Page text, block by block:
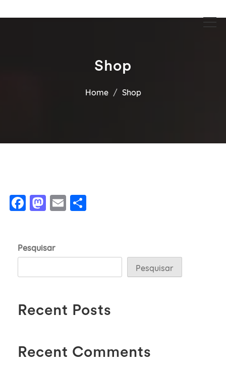
Guia Acesse encontre empresas
Shop
Home Shop
Facebook
Mastodon
Email
Pesquisar
Pesquisar
Recent Posts
Recent Comments